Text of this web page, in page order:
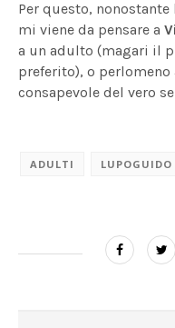
Per questo,
mi viene da pensare a
a un adulto (magari il
preferito), o
consapevole del vero
ADULTI LUPOGUIDO